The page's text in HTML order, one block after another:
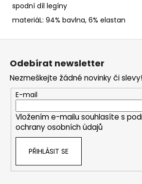
spodní díl legíny
materiáL: 94% bavlna, 6% elastan
Z
Odebírat newsletter
Nezmeškejte žádné novinky či slevy!
E-mail
Vložením e-mailu souhlasíte s
ochrany osobních údajů
PŘIHLÁSIT SE